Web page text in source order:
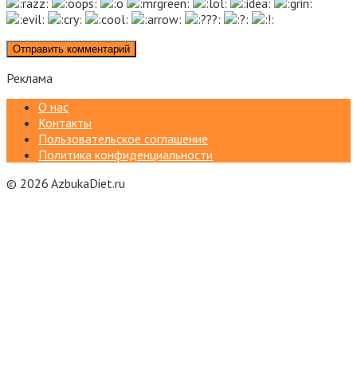
Реклама
О нас
Контакты
Пользовательское соглашение
Политика конфиденциальности
© 2026 AzbukaDiet.ru